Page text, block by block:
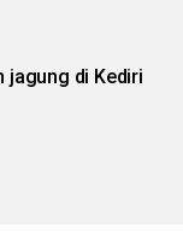
jagung di Kediri